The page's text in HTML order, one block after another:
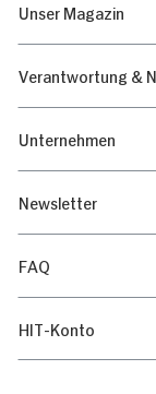
Unser Magazin
Verantwortung &
Unternehmen
Newsletter
FAQ
HIT-Konto